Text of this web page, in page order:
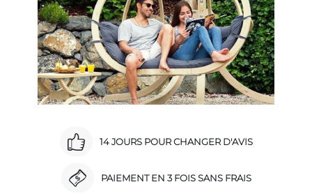
14 JOURS POUR CHANGER D'AVIS
PAIEMENT EN 3 FOIS SANS FRAIS